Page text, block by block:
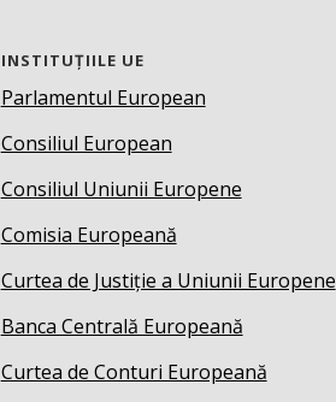
INSTITUȚIILE UE
Parlamentul European
Consiliul European
Consiliul Uniunii Europene
Comisia Europeană
Curtea de Justiție a Uniunii Europene
Banca Centrală Europeană
Curtea de Conturi Europeană